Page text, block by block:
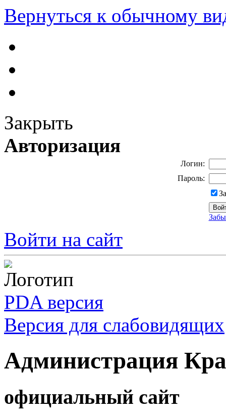
Вернуться к обычному
Закрыть
Авторизация
Логин:
Пароль:
Войти на сайт
PDA версия
Версия для слабовидящих
Администрация
официальный сайт